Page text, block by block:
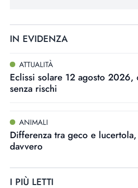
IN EVIDENZA
ATTUALITÀ
Eclissi solare 12 agosto 2026,
senza rischi
ANIMALI
Differenza tra geco e
davvero
I PIÙ LETTI